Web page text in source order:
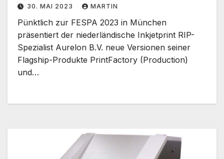
30. MAI 2023 MARTIN
Pünktlich zur FESPA 2023 in München
präsentiert der niederländische Inkjetprint RIP-
Spezialist Aurelon B.V. neue Versionen seiner
Flagship-Produkte PrintFactory (Production)
und…